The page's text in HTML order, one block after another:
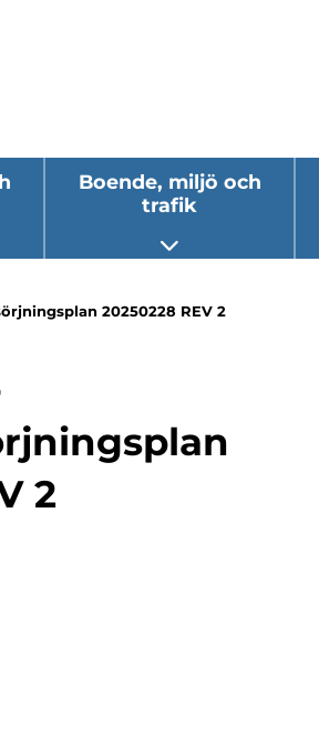
undermeny
Boende, miljö och
trafik
Öppna undermeny
20250228 REV 2
2